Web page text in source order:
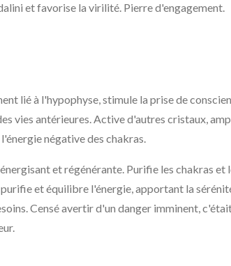
et favorise la virilité. Pierre d'engagement.
lié à l'hypophyse, stimule la prise de
vies antérieures. Active d'autres cristaux,
négative des chakras.
et régénérante. Purifie les chakras et
et équilibre l'énergie, apportant la
Censé avertir d'un danger imminent,